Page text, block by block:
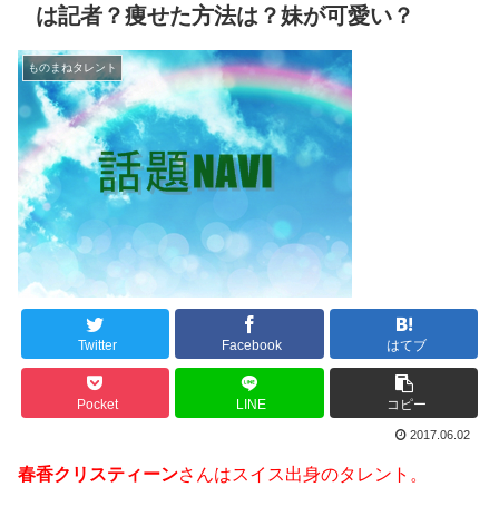
は記者？痩せた方法は？妹が可愛い？
ものまねタレント
Twitter Facebook はてブ
Pocket LINE コピー
2017.06.02
春香クリスティーンさんはスイス出身のタレント。